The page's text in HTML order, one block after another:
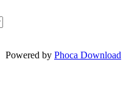
Powered by Phoca Download